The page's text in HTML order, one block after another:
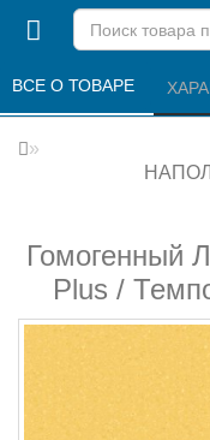
Гомогенный
Plus /
ВСЕ О ТОВАРЕ